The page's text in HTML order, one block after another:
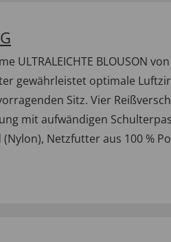
ULTRALEICHTE BLOUSON
gewährleistet optimale
Sitz. Vier
mit aufwändigen
(Nylon), Netzfutter aus 100 %